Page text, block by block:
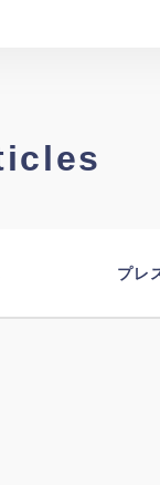
プレ